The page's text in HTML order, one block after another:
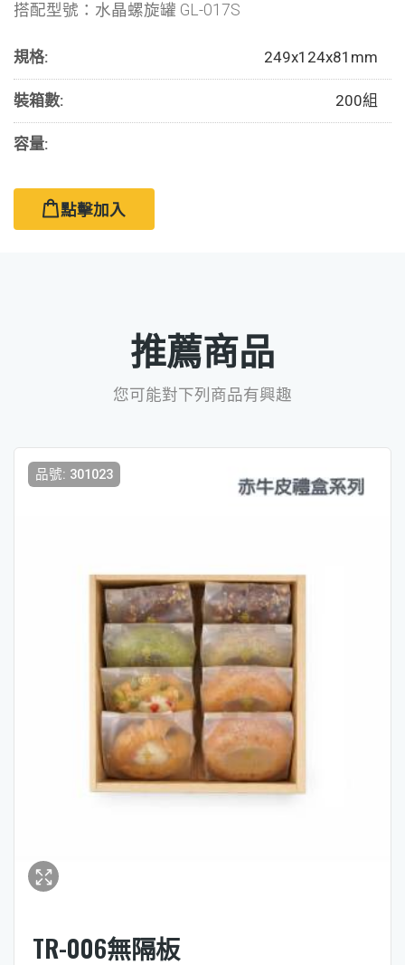
搭配型號：水晶螺旋罐 GL-017S
規格: 249x124x81mm
裝箱數: 200組
容量:
點擊加入
推薦商品
您可能對下列商品有興趣
品號: 301023
TR-006無隔板